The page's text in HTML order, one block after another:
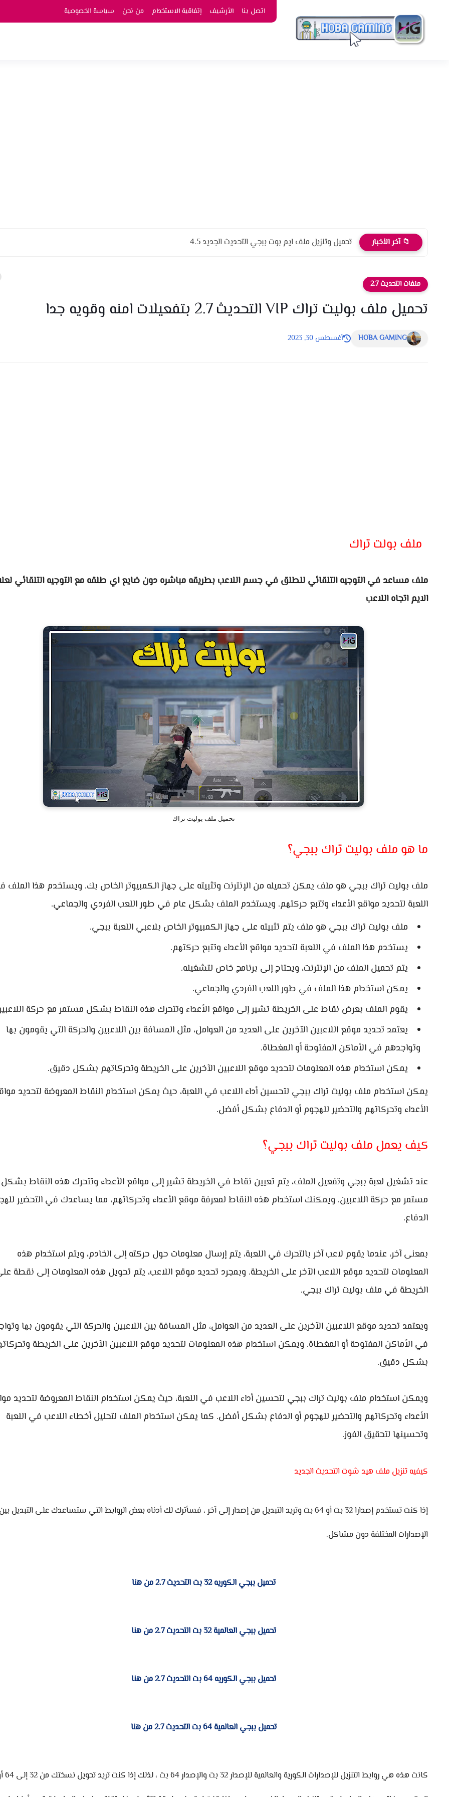
اتصل بنا الأرشيف إتفاقية الاستخدام من نحن سياسة الخصوصية
📁 آخر الأخبار تحميل وتنزيل ملف ايم بوت ببجي التحديث الجديد 4.5
ملفات التحديث 2.7
تحميل ملف بوليت تراك VIP التحديث 2.7 بتفعيلات امنه وقويه جدا
HOBA GAMING أغسطس 30, 2023
ملف بولت تراك
ملف مساعد في التوجيه التلقائي للطلق في جسم اللاعب بطريقه مباشره دون ضايع اي طلقه مع التوجيه التلقائي
الايم اتجاه اللاعب
تحميل ملف بوليت تراك
ما هو ملف بوليت تراك ببجي؟
ملف بوليت تراك ببجي هو ملف يمكن تحميله من الإنترنت وتثبيته على جهاز الكمبيوتر الخاص بك. ويستخدم هذا الملف
اللعبة لتحديد مواقع الأعداء وتتبع حركتهم. ويستخدم الملف بشكل عام في طور اللعب الفردي والجماعي.
ملف بوليت تراك ببجي هو ملف يتم تثبيته على جهاز الكمبيوتر الخاص بلاعبي اللعبة ببجي.
يستخدم هذا الملف في اللعبة لتحديد مواقع الأعداء وتتبع حركتهم.
يتم تحميل الملف من الإنترنت، ويحتاج إلى برنامج خاص لتشغيله.
يمكن استخدام هذا الملف في طور اللعب الفردي والجماعي.
يقوم الملف بعرض نقاط على الخريطة تشير إلى مواقع الأعداء وتتحرك هذه النقاط بشكل مستمر مع حركة
يعتمد تحديد موقع اللاعبين الآخرين على العديد من العوامل، مثل المسافة بين اللاعبين والحركة التي يقومون بها
وتواجدهم في الأماكن المفتوحة أو المغطاة.
يمكن استخدام هذه المعلومات لتحديد موقع اللاعبين الآخرين على الخريطة وتحركاتهم بشكل دقيق.
يمكن استخدام ملف بوليت تراك ببجي لتحسين أداء اللاعب في اللعبة، حيث يمكن استخدام النقاط المعروضة لتحديد
الأعداء وتحركاتهم والتحضير للهجوم أو الدفاع بشكل أفضل.
كيف يعمل ملف بوليت تراك ببجي؟
عند تشغيل لعبة ببجي وتفعيل الملف، يتم تعيين نقاط في الخريطة تشير إلى مواقع الأعداء وتتحرك هذه النقاط بشكل
مستمر مع حركة اللاعبين. ويمكنك استخدام هذه النقاط لمعرفة موقع الأعداء وتحركاتهم، مما يساعدك في التحضير
الدفاع.
بمعنى آخر، عندما يقوم لاعب آخر بالتحرك في اللعبة، يتم إرسال معلومات حول حركته إلى الخادم، ويتم استخدام هذه
المعلومات لتحديد موقع اللاعب الآخر على الخريطة. وبمجرد تحديد موقع اللاعب، يتم تحويل هذه المعلومات إلى نقطة
الخريطة في ملف بوليت تراك ببجي.
ويعتمد تحديد موقع اللاعبين الآخرين على العديد من العوامل، مثل المسافة بين اللاعبين والحركة التي يقومون بها
في الأماكن المفتوحة أو المغطاة. ويمكن استخدام هذه المعلومات لتحديد موقع اللاعبين الآخرين على الخريطة
بشكل دقيق.
ويمكن استخدام ملف بوليت تراك ببجي لتحسين أداء اللاعب في اللعبة، حيث يمكن استخدام النقاط المعروضة لتحديد
الأعداء وتحركاتهم والتحضير للهجوم أو الدفاع بشكل أفضل. كما يمكن استخدام الملف لتحليل أخطاء اللاعب في اللعبة
وتحسينها لتحقيق الفوز.
كيفيه تنزيل ملف هيد شوت التحديث الجديد
إذا كنت تستخدم إصدارا 32 بت أو 64 بت وتريد التبديل من إصدار إلى آخر ، فسأترك لك أدناه بعض الروابط التي ستساعدك على التبديل
الإصدارات المختلفة دون مشاكل.
تحميل ببجي الكوريه 32 بت التحديث 2.7 من هنا
تحميل ببجي العالمية 32 بت التحديث 2.7 من هنا
تحميل ببجي الكوريه 64 بت التحديث 2.7 من هنا
تحميل ببجي العالمية 64 بت التحديث 2.7 من هنا
كانت هذه هي روابط التنزيل للإصدارات